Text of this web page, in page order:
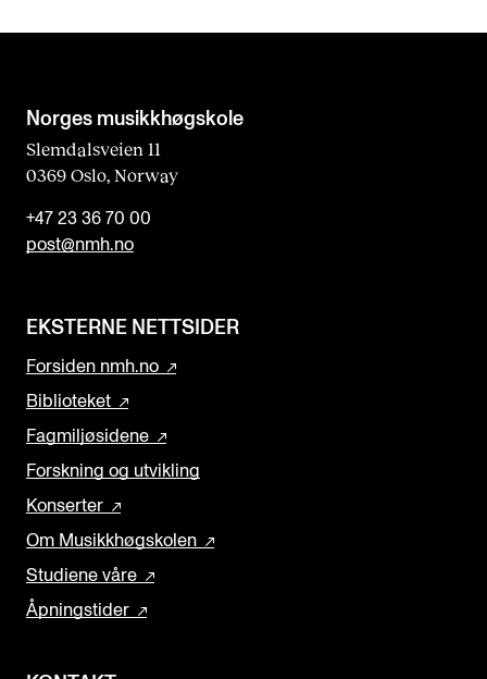
Norges musikk­høgskole
Slemdalsveien 11
0369 Oslo, Norway
+47 23 36 70 00
post@nmh.no
EKSTERNE NETTSIDER
Forsiden nmh.no
Biblioteket
Fagmiljøsidene
Forskning og utvikling
Konserter
Om Musikkhøgskolen
Studiene våre
Åpningstider